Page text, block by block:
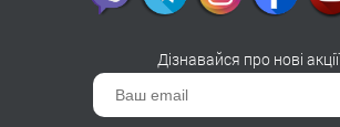
Дізнавайся про нові акції